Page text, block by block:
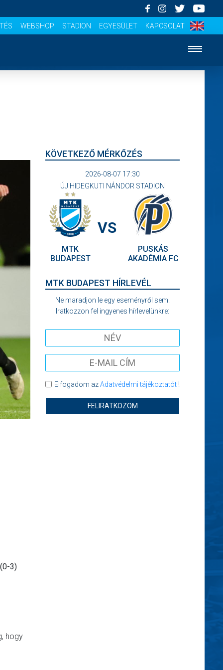
WEBSHOP STADION EGYESÜLET KAPCSOLAT
3)
hogy
KÖVETKEZŐ MÉRKŐZÉS
2026-08-07 17:30
ÚJ HIDEGKUTI NÁNDOR STADION
MTK
BUDAPEST
VS
PUSKÁS
AKADÉMIA FC
MTK BUDAPEST HÍRLEVÉL
Ne maradjon le egy eseményről sem!
Iratkozzon fel ingyenes hírlevelünkre:
Elfogadom azAdatvédelmi tájékoztatót!
FELIRATKOZOM